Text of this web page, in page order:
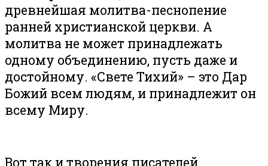
древнейшая молитва-песнопение
ранней христианской церкви. А
молитва не может принадлежать
одному объединению, пусть даже и
достойному. «Свете Тихий» – это Дар
Божий всем людям, и принадлежит он
всему Миру.
Вот так и творения писателей.